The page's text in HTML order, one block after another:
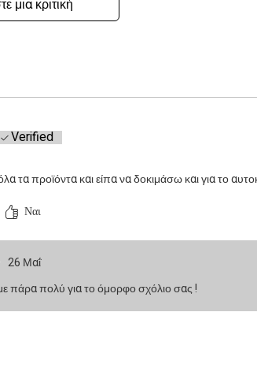
μια κριτική
με 5 από 5 αστέρια.
Verified
τα προϊόντα και είπα να δοκιμάσω και για το
Ναι
26 Μαΐ
πάρα πολύ για το όμορφο σχόλιο σας !